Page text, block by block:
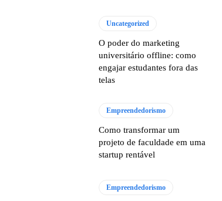
Uncategorized
O poder do marketing
universitário offline: como
engajar estudantes fora das
telas
Empreendedorismo
Como transformar um
projeto de faculdade em uma
startup rentável
Empreendedorismo